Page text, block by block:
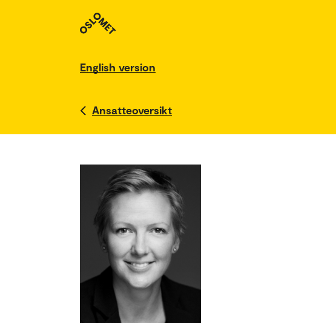
English version
Ansatteoversikt